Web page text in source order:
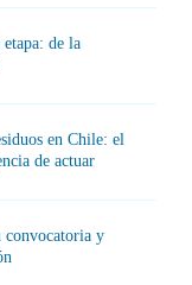
de la
en Chile: el
de actuar
convocatoria y